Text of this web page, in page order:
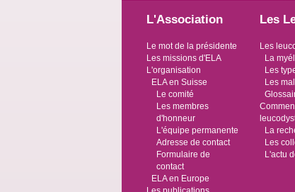
L'Association
Le mot de la présidente
Les missions d'ELA
L'organisation
ELA en Suisse
Le comité
Les membres
d'honneur
L'équipe permanente
Adresse de contact
Formulaire de
contact
ELA en Europe
Les
Les
La
Les
Les
La
Les
L'actu